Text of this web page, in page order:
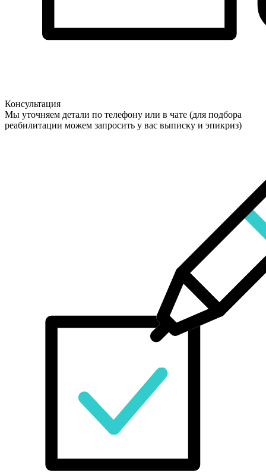
Консультация
Мы уточняем детали по телефону или в чате (для подбора
реабилитации можем запросить у вас выписку и эпикриз)